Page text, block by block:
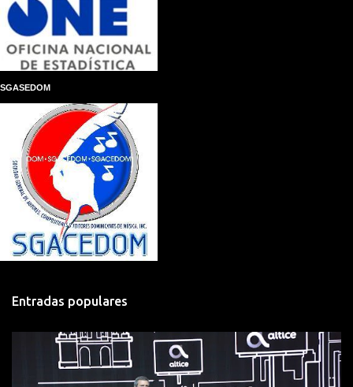
SGASEDOM
Entradas populares